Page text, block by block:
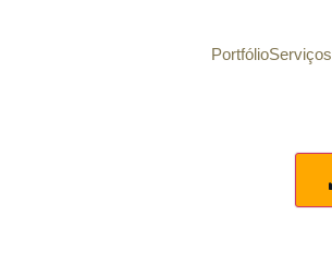
PortfólioServiços